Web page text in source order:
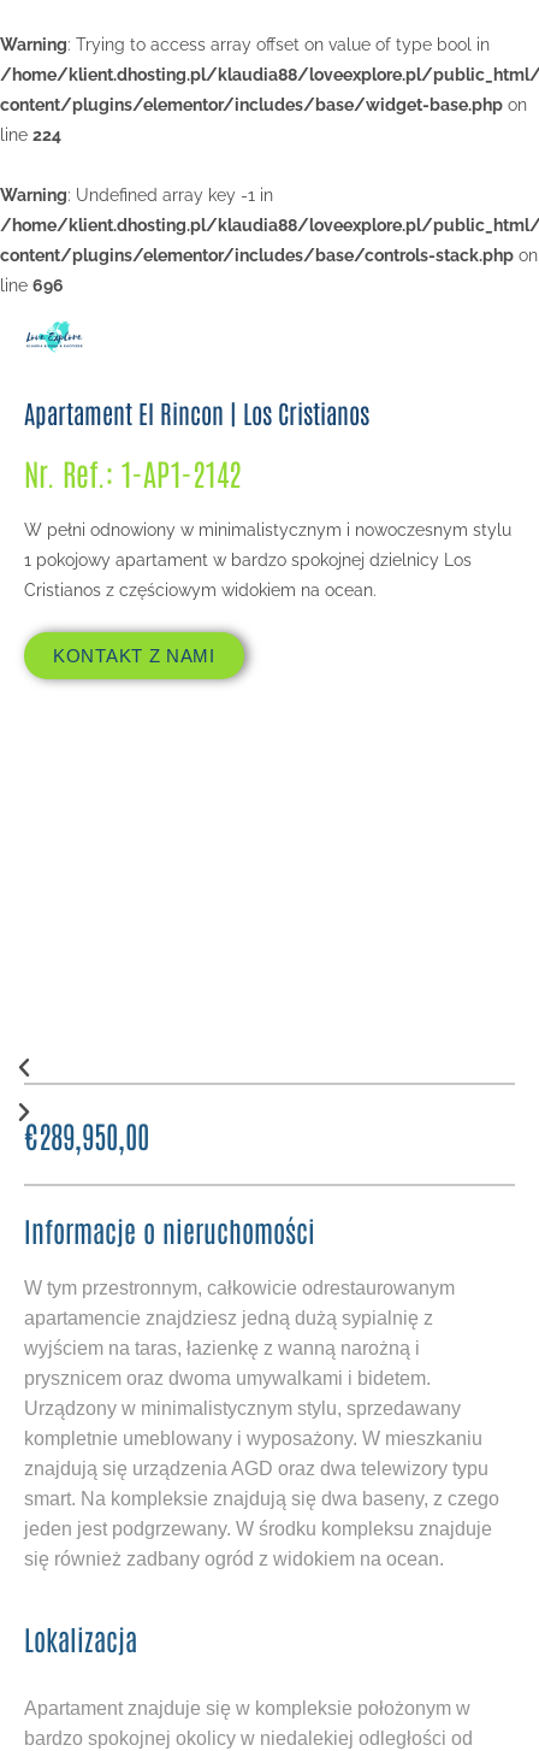
Warning: Trying to access array offset on value of type bool in
/home/klient.dhosting.pl/klaudia88/loveexplore.pl/
content/plugins/elementor/includes/base/widget-base.php on
line 224
Warning: Undefined array key -1 in
/home/klient.dhosting.pl/klaudia88/loveexplore.pl/
content/plugins/elementor/includes/base/controls-stack.php on
line 696
Apartament El Rincon | Los Cristianos
Nr. Ref.: 1-AP1-2142
W pełni odnowiony w minimalistycznym i nowoczesnym stylu
1 pokojowy apartament w bardzo spokojnej dzielnicy Los
Cristianos z częściowym widokiem na ocean.
KONTAKT Z NAMI
€289,950,00
Informacje o nieruchomości
W tym przestronnym, całkowicie odrestaurowanym
apartamencie znajdziesz jedną dużą sypialnię z
wyjściem na taras, łazienkę z wanną narożną i
prysznicem oraz dwoma umywalkami i bidetem.
Urządzony w minimalistycznym stylu, sprzedawany
kompletnie umeblowany i wyposażony. W mieszkaniu
znajdują się urządzenia AGD oraz dwa telewizory typu
smart. Na kompleksie znajdują się dwa baseny, z czego
jeden jest podgrzewany. W środku kompleksu znajduje
się również zadbany ogród z widokiem na ocean.
Lokalizacja
Apartament znajduje się w kompleksie położonym w
bardzo spokojnej okolicy w niedalekiej odległości od